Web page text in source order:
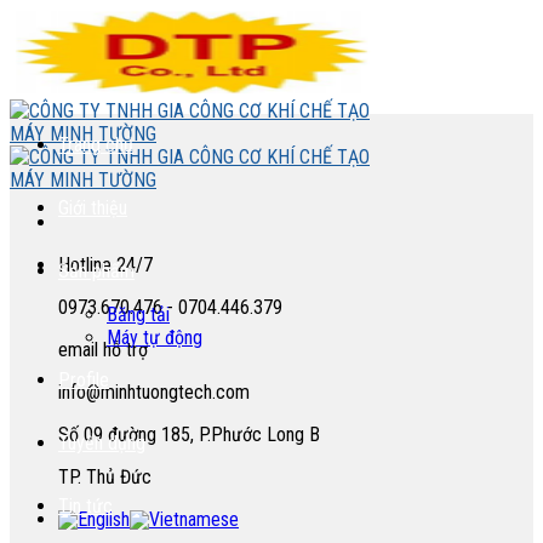
content
Hotline 24/7
0973.670.476 - 0704.446.379
email hỗ trợ
info@minhtuongtech.com
Số 09 đường 185, P.Phước Long B
TP. Thủ Đức
Trang chủ
Sản phẩm
Băng tải
Máy tự động
Profile
Tuyển dụng
Tin tức